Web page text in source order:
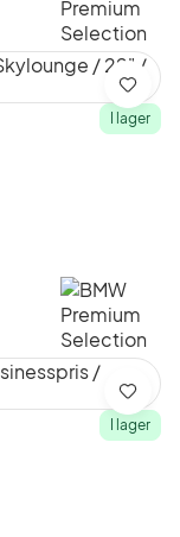
I lager
Spara
I lager
Spara